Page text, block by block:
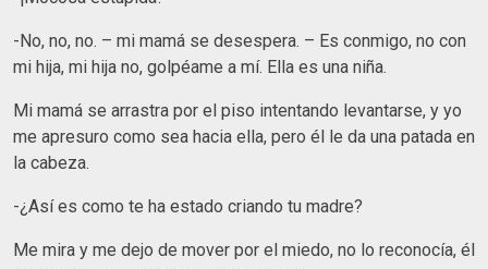
-No, no, no. – mi mamá se desespera. – Es conmigo, no con
mi hija, mi hija no, golpéame a mí. Ella es una niña.
Mi mamá se arrastra por el piso intentando levantarse, y yo
me apresuro como sea hacia ella, pero él le da una patada en
la cabeza.
-¿Así es como te ha estado criando tu madre?
Me mira y me dejo de mover por el miedo, no lo reconocía, él